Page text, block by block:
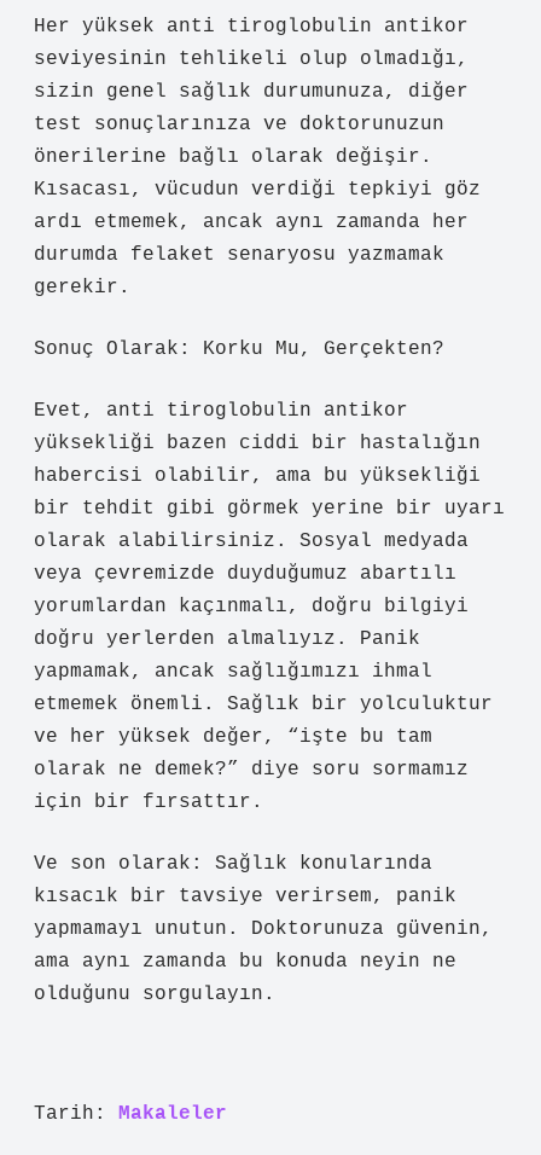
Her yüksek anti tiroglobulin antikor
seviyesinin tehlikeli olup olmadığı,
sizin genel sağlık durumunuza, diğer
test sonuçlarınıza ve doktorunuzun
önerilerine bağlı olarak değişir.
Kısacası, vücudun verdiği tepkiyi göz
ardı etmemek, ancak aynı zamanda her
durumda felaket senaryosu yazmamak
gerekir.
Sonuç Olarak: Korku Mu, Gerçekten?
Evet, anti tiroglobulin antikor
yüksekliği bazen ciddi bir hastalığın
habercisi olabilir, ama bu yüksekliği
bir tehdit gibi görmek yerine bir uyarı
olarak alabilirsiniz. Sosyal medyada
veya çevremizde duyduğumuz abartılı
yorumlardan kaçınmalı, doğru bilgiyi
doğru yerlerden almalıyız. Panik
yapmamak, ancak sağlığımızı ihmal
etmemek önemli. Sağlık bir yolculuktur
ve her yüksek değer, “işte bu tam
olarak ne demek?” diye soru sormamız
için bir fırsattır.
Ve son olarak: Sağlık konularında
kısacık bir tavsiye verirsem, panik
yapmamayı unutun. Doktorunuza güvenin,
ama aynı zamanda bu konuda neyin ne
olduğunu sorgulayın.
Tarih: Makaleler